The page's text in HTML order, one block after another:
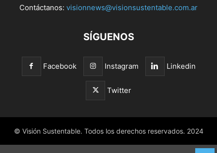
Contáctanos: visionnews@visionsustentable.com.ar
SÍGUENOS
Facebook Instagram Linkedin
Twitter
© Visión Sustentable. Todos los derechos reservados. 2024